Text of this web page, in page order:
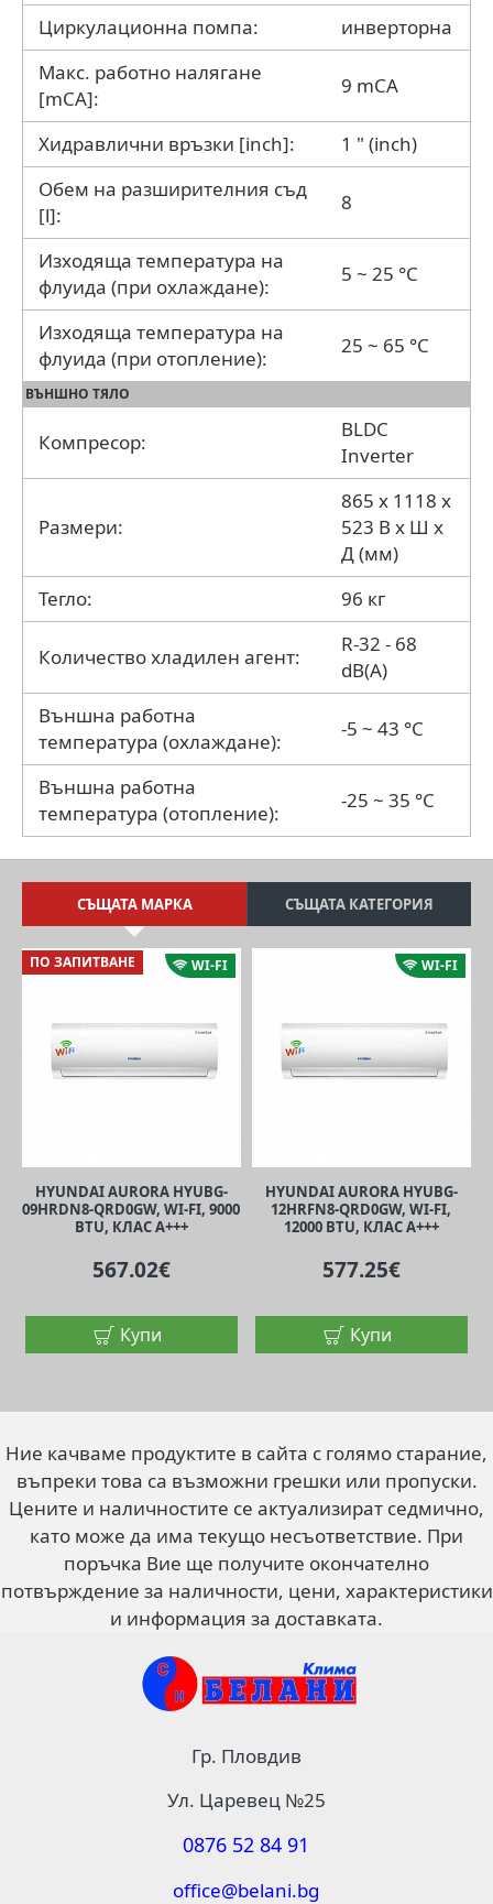
Циркулационна помпа:
инверторна
Макс. работно налягане
[mCA]:
9 mCA
Хидравлични връзки [inch]:
1 " (inch)
Обем на разширителния съд
[l]:
8
Изходяща температура на
флуида (при охлаждане):
5 ~ 25 °C
Изходяща температура на
флуида (при отопление):
25 ~ 65 °C
ВЪНШНО ТЯЛО
Компресор:
BLDC
Inverter
Размери:
865 x 1118 x
523 В x Ш x
Д (мм)
Тегло:
96 кг
Количество хладилен агент:
R-32 - 68
dB(A)
Външна работна
температура (охлаждане):
-5 ~ 43 °C
Външна работна
температура (отопление):
-25 ~ 35 °C
СЪЩАТА МАРКА СЪЩАТА КАТЕГОРИЯ
WI-FI
ПО ЗАПИТВАНЕ
HYUNDAI AURORA HYUBG-
09HRDN8-QRD0GW, WI-FI, 9000
BTU, КЛАС A+++
567.02€
Купи
WI-FI
HYUNDAI AURORA HYUBG-
12HRFN8-QRD0GW, WI-FI,
12000 BTU, КЛАС A+++
577.25€
Купи
Ние качваме продуктите в сайта с голямо старание,
въпреки това са възможни грешки или пропуски.
Цените и наличностите се актуализират седмично,
като може да има текущо несъответствие. При
поръчка Вие ще получите окончателно
потвърждение за наличности, цени, характеристики
и информация за доставката.
Гр. Пловдив
Ул. Царевец №25
0876 52 84 91
office@belani.bg